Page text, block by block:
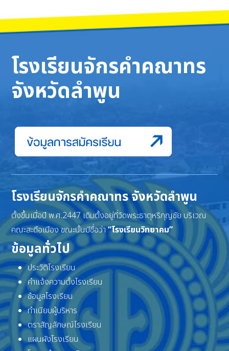
โรงเรียนจักรคำคณาทร
จังหวัดลำพูน
โรงเรียนจักรคำคณาทร จังหวัดลำพูน
ตั้งขึ้นเมื่อปี พ.ศ.2447 เดิมตั้งอยู่ที่วัดพระธาตุหริภุญชัย บริเวณ
คณะสะดือเมือง ขณะนั้นมีชื่อว่า“โรงเรียนวิทยาคม”
ข้อมูลทั่วไป
ประวัติโรงเรียน
คำแจ้งความตั้งโรงเรียน
ข้อมูลโรงเรียน
ทำเนียบผู้บริหาร
ตราสัญลักษณ์โรงเรียน
แผนผังโรงเรียน